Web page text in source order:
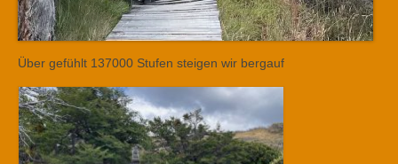
Über gefühlt 137000 Stufen steigen wir bergauf